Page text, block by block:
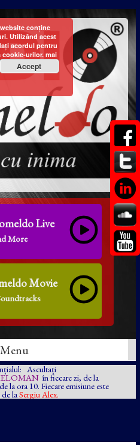
Live
More
Movie
Menu
Ascultați
în fiecare zi, de la
la ora 10. Fiecare emisiune este
la Sergiu Alex.
conține
Utilizând acest
acordul pentru
cookie-urilor. mai
Accept